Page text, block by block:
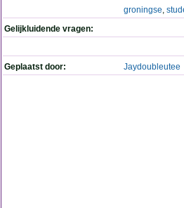
groningse,
Gelijkluidende vragen:
Geplaatst door: Jaydoubleutee